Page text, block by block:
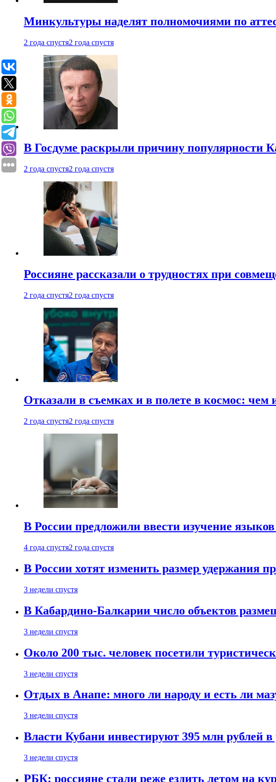
Минкультуры наделят полномочиями по
2 года спустя2 года спустя
В Госдуме раскрыли причину популярности
2 года спустя2 года спустя
Россияне рассказали о трудностях при
2 года спустя2 года спустя
Отказали в съемках и в полете в космос:
2 года спустя2 года спустя
В России предложили ввести изучение
4 года спустя2 года спустя
В России хотят изменить размер удержания
3 недели спустя
В Кабардино-Балкарии число объектов
3 недели спустя
Около 200 тыс. человек посетили
3 недели спустя
Отдых в Анапе: много ли народу и есть ли
3 недели спустя
Власти Кубани инвестируют 395 млн рублей
3 недели спустя
РБК: россияне стали реже ездить летом на